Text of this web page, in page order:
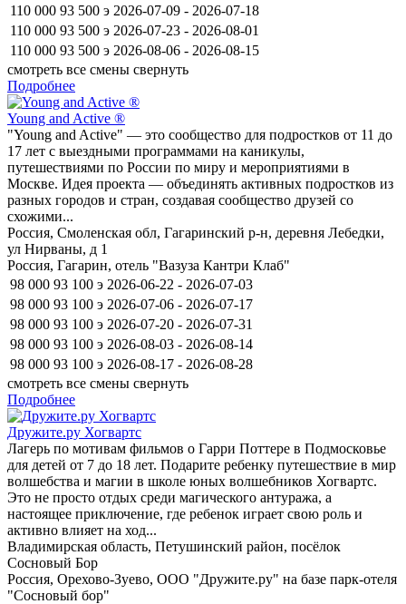
110 000 93 500 э 2026-07-09 - 2026-07-18
110 000 93 500 э 2026-07-23 - 2026-08-01
110 000 93 500 э 2026-08-06 - 2026-08-15
смотреть все смены свернуть
Подробнее
Young and Active ®
"Young and Active" — это сообщество для подростков от 11 до
17 лет с выездными программами на каникулы,
путешествиями по России по миру и мероприятиями в
Москве. Идея проекта — объединять активных подростков из
разных городов и стран, создавая сообщество друзей со
схожими...
Россия, Смоленская обл, Гагаринский р-н, деревня Лебедки,
ул Нирваны, д 1
Россия, Гагарин, отель "Вазуза Кантри Клаб"
98 000 93 100 э 2026-06-22 - 2026-07-03
98 000 93 100 э 2026-07-06 - 2026-07-17
98 000 93 100 э 2026-07-20 - 2026-07-31
98 000 93 100 э 2026-08-03 - 2026-08-14
98 000 93 100 э 2026-08-17 - 2026-08-28
смотреть все смены свернуть
Подробнее
Дружите.ру Хогвартс
Лагерь по мотивам фильмов о Гарри Поттере в Подмосковье
для детей от 7 до 18 лет. Подарите ребенку путешествие в мир
волшебства и магии в школе юных волшебников Хогвартс.
Это не просто отдых среди магического антуража, а
настоящее приключение, где ребенок играет свою роль и
активно влияет на ход...
Владимирская область, Петушинский район, посёлок
Сосновый Бор
Россия, Орехово-Зуево, ООО "Дружите.ру" на базе парк-отеля
"Сосновый бор"